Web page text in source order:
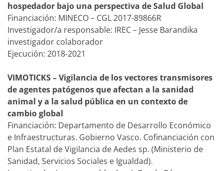
hospedador bajo una perspectiva de Salud Global
Financiación: MINECO – CGL 2017-89866R
Investigador/a responsable: IREC – Jesse Barandika
investigador colaborador
Ejecución: 2018-2021
VIMOTICKS – Vigilancia de los vectores transmisores
de agentes patógenos que afectan a la sanidad
animal y a la salud pública en un contexto de
cambio global
Financiación: Departamento de Desarrollo Económico
e Infraestructuras. Gobierno Vasco. Cofinanciación con
Plan Estatal de Vigilancia de Aedes sp. (Ministerio de
Sanidad, Servicios Sociales e Igualdad).